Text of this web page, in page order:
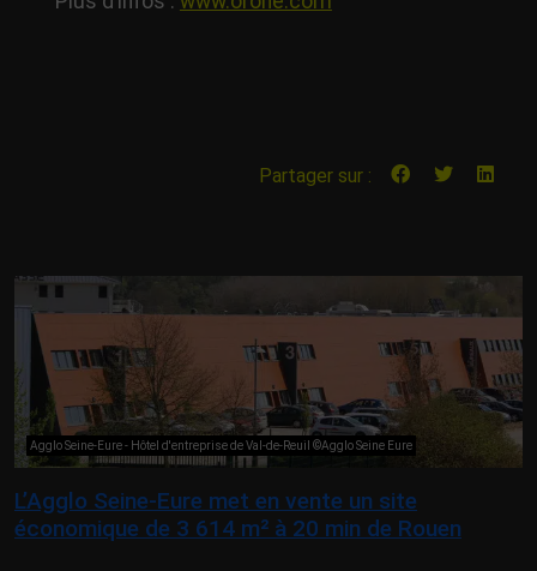
Partager sur :
Agglo Seine-Eure - Hôtel d'entreprise de Val-de-Reuil ©Agglo Seine Eure
L’Agglo Seine-Eure met en vente un site
économique de 3 614 m² à 20 min de Rouen